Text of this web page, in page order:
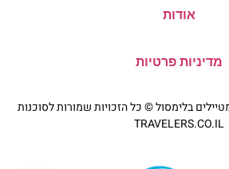
אודות
מדיניות פרטיות
בלימסול © כל הזכויות שמורות לסוכנות
TRAVELERS.CO.IL